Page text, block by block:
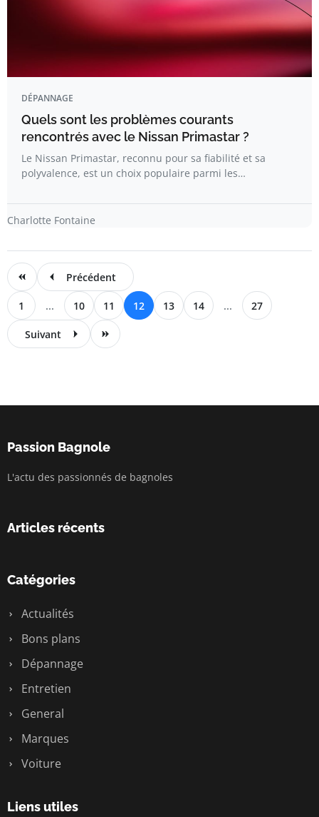
DÉPANNAGE
Quels sont les problèmes courants
rencontrés avec le Nissan Primastar ?
Le Nissan Primastar, reconnu pour sa fiabilité et sa
polyvalence, est un choix populaire parmi les…
Charlotte Fontaine
Précédent
1 ... 10 11 12 13 14 ... 27
Suivant
Passion Bagnole
L'actu des passionnés de bagnoles
Articles récents
Catégories
Actualités
Bons plans
Dépannage
Entretien
General
Marques
Voiture
Liens utiles